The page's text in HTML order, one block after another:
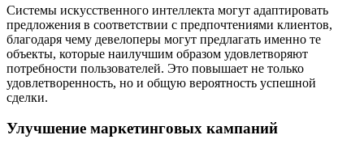
Системы искусственного интеллекта могут адаптировать
предложения в соответствии с предпочтениями клиентов,
благодаря чему девелоперы могут предлагать именно те
объекты, которые наилучшим образом удовлетворяют
потребности пользователей. Это повышает не только
удовлетворенность, но и общую вероятность успешной
сделки.
Улучшение маркетинговых кампаний